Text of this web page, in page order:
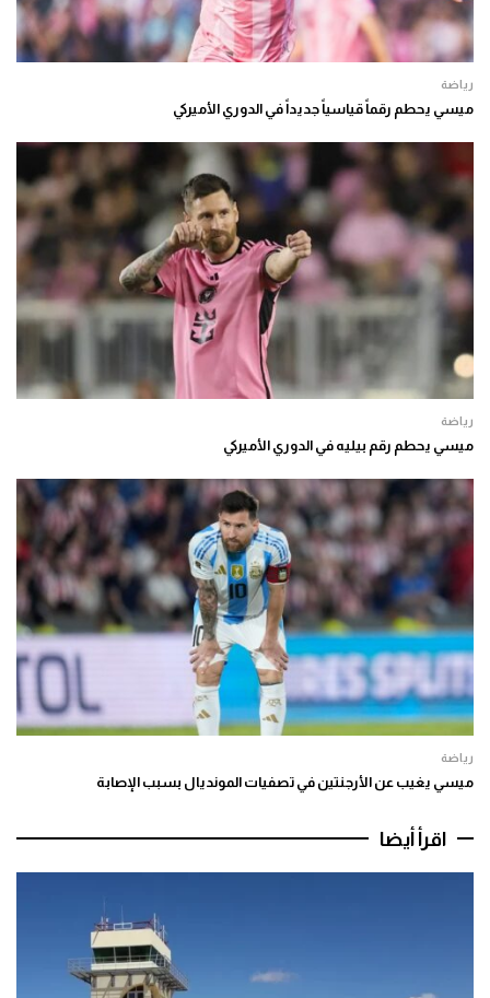
رياضة
ميسي يحطم رقماً قياسياً جديداً في الدوري الأميركي
رياضة
ميسي يحطم رقم بيليه في الدوري الأميركي
رياضة
ميسي يغيب عن الأرجنتين في تصفيات المونديال بسبب الإصابة
اقرأ أيضا